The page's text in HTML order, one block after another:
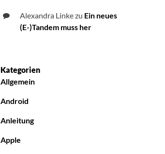
Alexandra Linkezu Ein neues
(E-)Tandem muss her
Kategorien
Allgemein
Android
Anleitung
Apple